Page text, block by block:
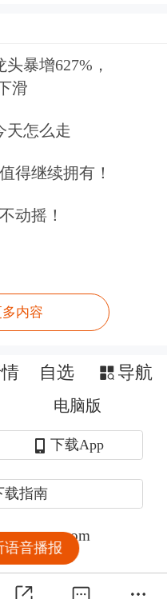
暴增627%，
滑
天怎么走
得继续拥有！
动摇！
内容
语音播报
自选 导航
电脑版
下载App
载指南
号-11